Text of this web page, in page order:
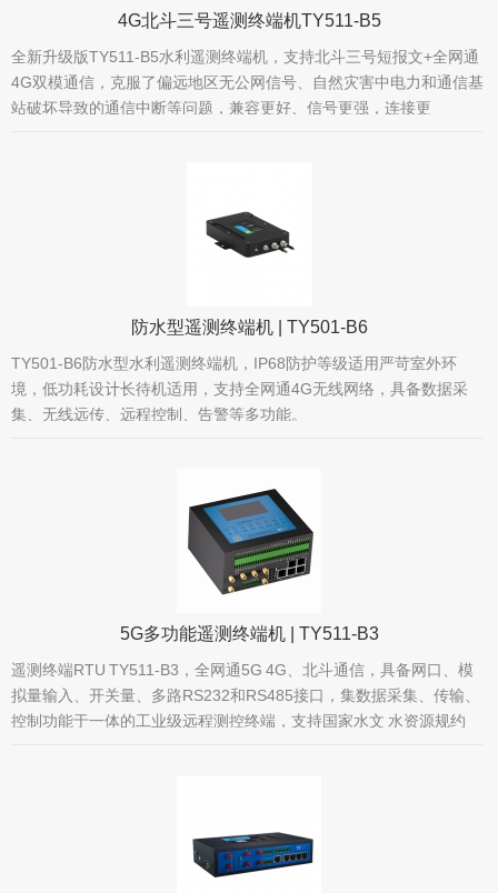
4G北斗三号遥测终端机TY511-B5
全新升级版TY511-B5水利遥测终端机，支持北斗三号短报文+全网通
4G双模通信，克服了偏远地区无公网信号、自然灾害中电力和通信基
站破坏导致的通信中断等问题，兼容更好、信号更强，连接更
防水型遥测终端机 | TY501-B6
TY501-B6防水型水利遥测终端机，IP68防护等级适用严苛室外环
境，低功耗设计长待机适用，支持全网通4G无线网络，具备数据采
集、无线远传、远程控制、告警等多功能。
5G多功能遥测终端机 | TY511-B3
遥测终端RTU TY511-B3，全网通5G 4G、北斗通信，具备网口、模
拟量输入、开关量、多路RS232和RS485接口，集数据采集、传输、
控制功能于一体的工业级远程测控终端，支持国家水文 水资源规约